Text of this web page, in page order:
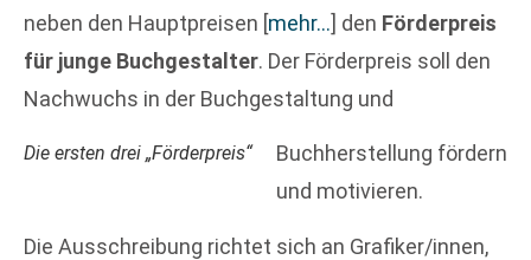
neben den Hauptpreisen [mehr…] den Förderpreis
für junge Buchgestalter. Der Förderpreis soll den
Nachwuchs in der Buchgestaltung und
Die ersten drei „Förderpreis“
Buchherstellung fördern
und motivieren.
Die Ausschreibung richtet sich an Grafiker/innen,